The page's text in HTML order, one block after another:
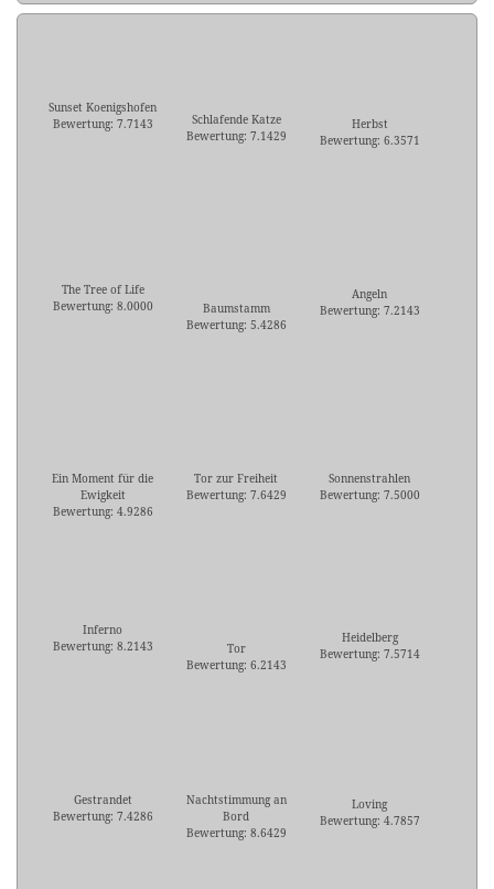
Sunset Koenigshofen
Bewertung: 7.7143
Schlafende Katze
Bewertung: 7.1429
Herbst
Bewertung: 6.3571
The Tree of Life
Bewertung: 8.0000
Baumstamm
Bewertung: 5.4286
Angeln
Bewertung: 7.2143
Ein Moment für die
Ewigkeit
Bewertung: 4.9286
Tor zur Freiheit
Bewertung: 7.6429
Sonnenstrahlen
Bewertung: 7.5000
Inferno
Bewertung: 8.2143
Tor
Bewertung: 6.2143
Heidelberg
Bewertung: 7.5714
Gestrandet
Bewertung: 7.4286
Nachtstimmung an
Bord
Bewertung: 8.6429
Loving
Bewertung: 4.7857